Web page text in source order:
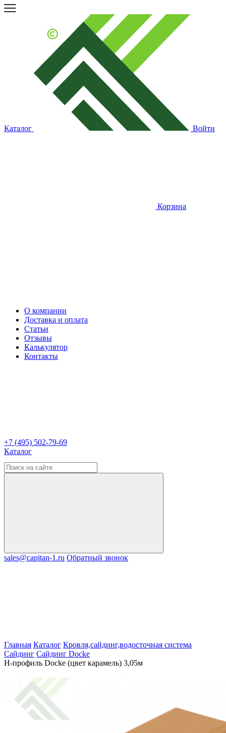
Каталог Войти
Корзина
О компании
Доставка и оплата
Статьи
Отзывы
Калькулятор
Контакты
+7 (495) 502-79-69
Каталог
sales@capitan-1.ru Обратный звонок
Главная Каталог Кровля,сайдинг,водосточная система
Сайдинг Сайдинг Docke
H-профиль Docke (цвет карамель) 3,05м